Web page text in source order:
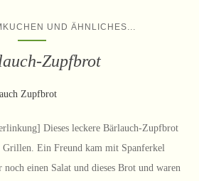
UND ÄHNLICHES
Zupfbrot
Dieses leckere Bärlauch-Zupfbrot
Grillen. Ein Freund kam mit Spanferkel
einen Salat und dieses Brot und waren